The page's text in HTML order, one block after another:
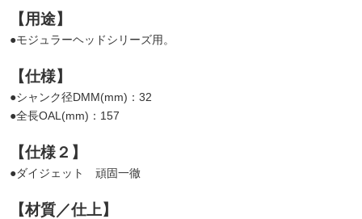
【用途】
●モジュラーヘッドシリーズ用。
【仕様】
●シャンク径DMM(mm)：32
●全長OAL(mm)：157
【仕様２】
●ダイジェット 頑固一徹
【材質／仕上】